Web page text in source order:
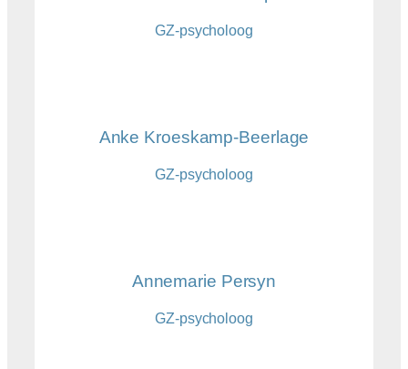
GZ-psycholoog
Anke Kroeskamp-Beerlage
GZ-psycholoog
Annemarie Persyn
GZ-psycholoog